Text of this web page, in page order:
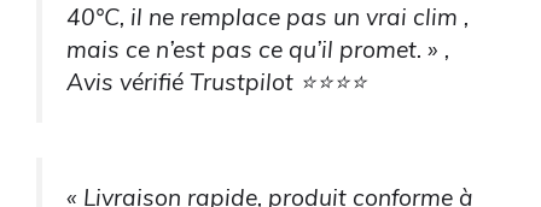
40°C, il ne remplace pas un vrai clim ,
mais ce n’est pas ce qu’il promet. » ,
Avis vérifié Trustpilot ⭐⭐⭐⭐
« Livraison rapide, produit conforme à